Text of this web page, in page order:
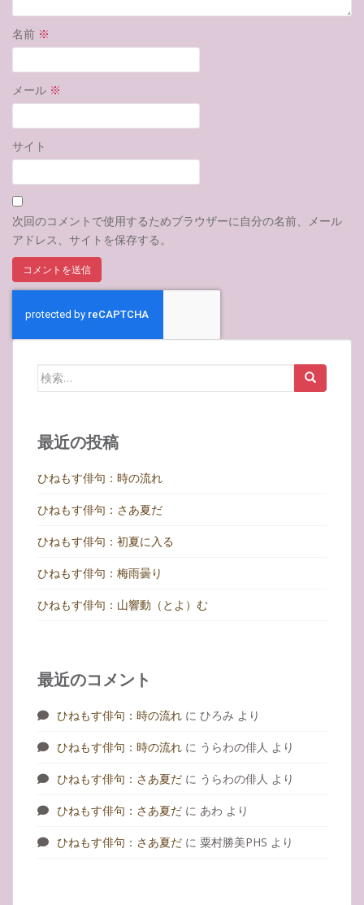
名前 ※
メール ※
サイト
次回のコメントで使用するためブラウザーに自分の名前、メール
アドレス、サイトを保存する。
検
最近の投稿
ひねもす俳句：時の流れ
ひねもす俳句：さあ夏だ
ひねもす俳句：初夏に入る
ひねもす俳句：梅雨曇り
ひねもす俳句：山響動（とよ）む
最近のコメント
ひねもす俳句：時の流れ に ひろみ より
ひねもす俳句：時の流れ に うらわの俳人 より
ひねもす俳句：さあ夏だ に うらわの俳人 より
ひねもす俳句：さあ夏だ に あわ より
ひねもす俳句：さあ夏だ に 粟村勝美PHS より